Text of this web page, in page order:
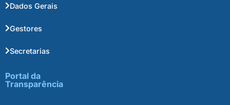
Dados Gerais
Gestores
Secretarias
Portal da
Transparência